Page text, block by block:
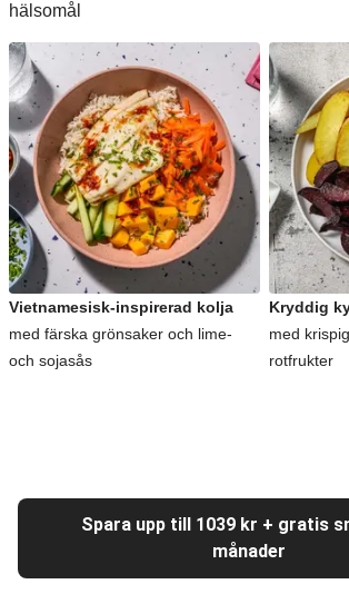
hälsomål
Vietnamesisk-inspirerad kolja
med färska grönsaker och lime-
och sojasås
Kryddig
med
rotfrukter
Spara upp till 1039 kr + gratis
månader